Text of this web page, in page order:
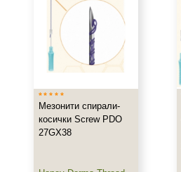
Южная Корея
Тип товара
Действие
Мезонити спирали-
косички Screw PDO
27GX38